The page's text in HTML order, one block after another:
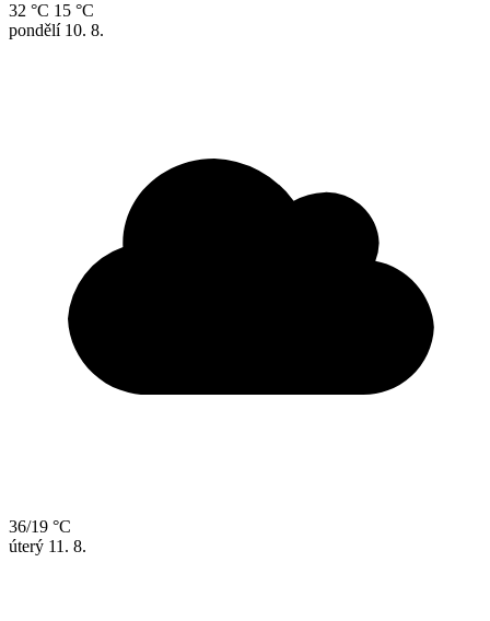
32 °C 15 °C
pondělí 10. 8.
36/19 °C
úterý 11. 8.